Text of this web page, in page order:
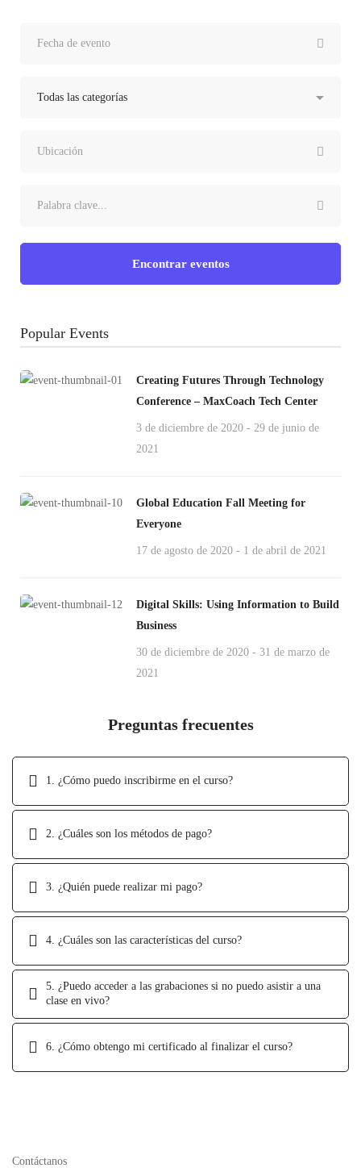
Encontrar eventos
Popular Events
Creating Futures Through Technology
Conference – MaxCoach Tech Center
3 de diciembre de 2020 - 29 de junio de
2021
Global Education Fall Meeting for
Everyone
17 de agosto de 2020 - 1 de abril de 2021
Digital Skills: Using Information to Build
Business
30 de diciembre de 2020 - 31 de marzo de
2021
Preguntas frecuentes
1. ¿Cómo puedo inscribirme en el curso?
2. ¿Cuáles son los métodos de pago?
3. ¿Quién puede realizar mi pago?
4. ¿Cuáles son las características del curso?
5. ¿Puedo acceder a las grabaciones si no puedo asistir a una
clase en vivo?
6. ¿Cómo obtengo mi certificado al finalizar el curso?
Contáctanos